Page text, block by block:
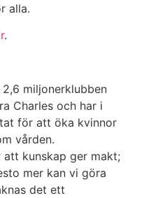
alla.
.
2,6 miljonerklubben
Charles och har i
för att öka kvinnor
vården.
kunskap ger makt;
mer kan vi göra
det ett